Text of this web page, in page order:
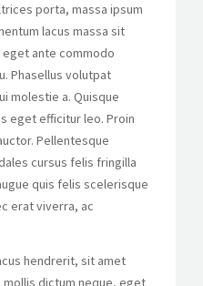
porta, massa ipsum
lacus massa sit
ante commodo
Phasellus volutpat
molestie a. Quisque
eget efficitur leo. Proin
Pellentesque
cursus felis fringilla
quis felis scelerisque
erat viverra, ac
hendrerit, sit amet
mollis dictum neque, eget